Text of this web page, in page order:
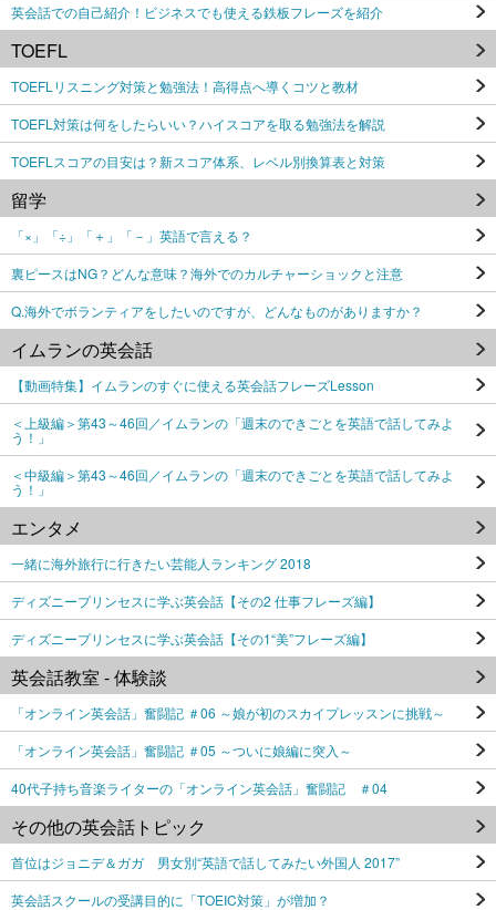
英会話での自己紹介！ビジネスでも使える鉄板フレーズを紹介
TOEFL
TOEFLリスニング対策と勉強法！高得点へ導くコツと教材
TOEFL対策は何をしたらいい？ハイスコアを取る勉強法を解説
TOEFLスコアの目安は？新スコア体系、レベル別換算表と対策
留学
「×」「÷」「＋」「－」英語で言える？
裏ピースはNG？どんな意味？海外でのカルチャーショックと注意
Q.海外でボランティアをしたいのですが、どんなものがありますか？
イムランの英会話
【動画特集】イムランのすぐに使える英会話フレーズLesson
＜上級編＞第43～46回／イムランの「週末のできごとを英語で話してみよ
う！」
＜中級編＞第43～46回／イムランの「週末のできごとを英語で話してみよ
う！」
エンタメ
一緒に海外旅行に行きたい芸能人ランキング 2018
ディズニープリンセスに学ぶ英会話【その2 仕事フレーズ編】
ディズニープリンセスに学ぶ英会話【その1“美”フレーズ編】
英会話教室 - 体験談
「オンライン英会話」奮闘記 ＃06 ～娘が初のスカイプレッスンに挑戦～
「オンライン英会話」奮闘記 ＃05 ～ついに娘編に突入～
40代子持ち音楽ライターの「オンライン英会話」奮闘記 ＃04
その他の英会話トピック
首位はジョニデ＆ガガ 男女別“英語で話してみたい外国人 2017”
英会話スクールの受講目的に「TOEIC対策」が増加？